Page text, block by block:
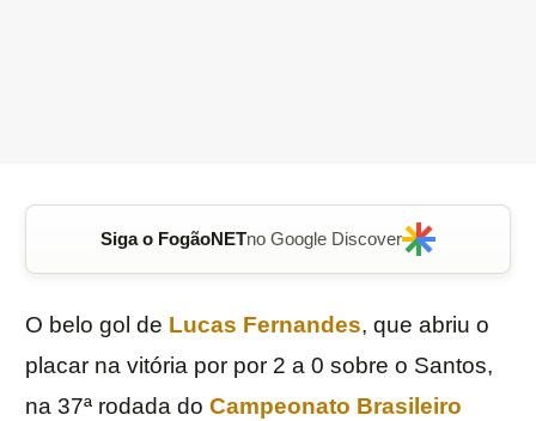
Siga o FogãoNETno Google Discover
O belo gol de Lucas Fernandes, que abriu o
placar na vitória por por 2 a 0 sobre o Santos,
na 37ª rodada do Campeonato Brasileiro